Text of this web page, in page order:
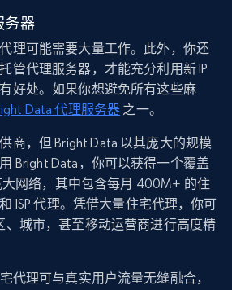
务器
理可能需要大量工作。此外，你还
管代理服务器，才能充分利用新 IP
好处。如果你想避免所有这些麻
Data 代理服务器 之一。
商，但 Bright Data 以其庞大的规模
Bright Data，你可以获得一个覆盖
网络，其中包含每月 400M+ 的住
ISP 代理。凭借大量住宅代理，你可
城市，甚至移动运营商进行高度精
代理可与真实用户流量无缝融合，